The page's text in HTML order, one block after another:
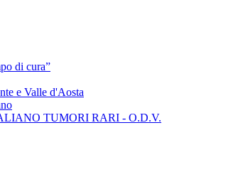
di cura”
e Valle d'Aosta
TUMORI RARI - O.D.V.